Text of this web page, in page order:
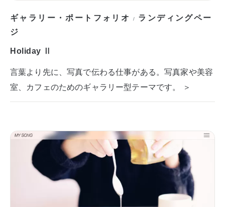
ギャラリー・ポートフォリオ / ランディングペー
ジ
Holiday Ⅱ
言葉より先に、写真で伝わる仕事がある。写真家や美容
室、カフェのためのギャラリー型テーマです。 ＞